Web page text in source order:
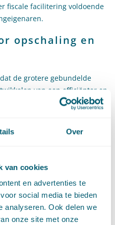
Over
van cookies
en advertenties te
social media te bieden
analyseren. Ook delen we
onze site met onze
fiscale facilitering voldoende
opschaling en
de grotere gebundelde
van een efficiënter en
oplossingen. Mede door de
opgedaan bij de
en het tenderen van grotere
voor de meest
of
voor energiebesparing